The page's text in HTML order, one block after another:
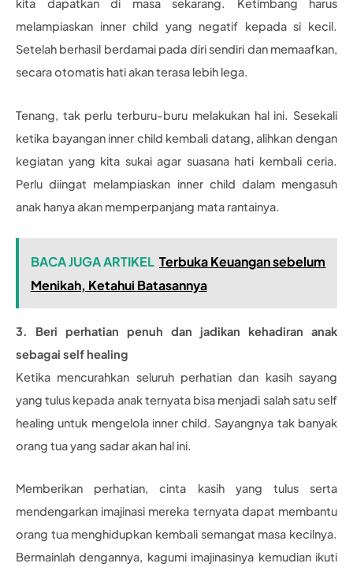
kita dapatkan di masa sekarang. Ketimbang harus
melampiaskan inner child yang negatif kepada si kecil.
Setelah berhasil berdamai pada diri sendiri dan memaafkan,
secara otomatis hati akan terasa lebih lega.
Tenang, tak perlu terburu-buru melakukan hal ini. Sesekali
ketika bayangan inner child kembali datang, alihkan dengan
kegiatan yang kita sukai agar suasana hati kembali ceria.
Perlu diingat melampiaskan inner child dalam mengasuh
anak hanya akan memperpanjang mata rantainya.
BACA JUGA ARTIKEL Terbuka Keuangan sebelum
Menikah, Ketahui Batasannya
3. Beri perhatian penuh dan jadikan kehadiran anak
sebagai self healing
Ketika mencurahkan seluruh perhatian dan kasih sayang
yang tulus kepada anak ternyata bisa menjadi salah satu self
healing untuk mengelola inner child. Sayangnya tak banyak
orang tua yang sadar akan hal ini.
Memberikan perhatian, cinta kasih yang tulus serta
mendengarkan imajinasi mereka ternyata dapat membantu
orang tua menghidupkan kembali semangat masa kecilnya.
Bermainlah dengannya, kagumi imajinasinya kemudian ikuti